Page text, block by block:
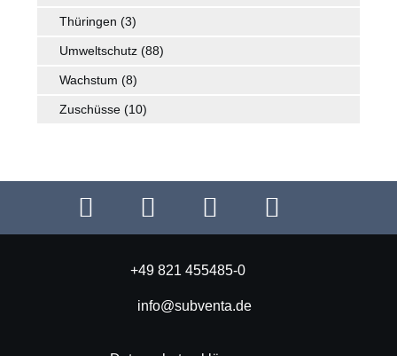
Thüringen (3)
Umweltschutz (88)
Wachstum (8)
Zuschüsse (10)
+49 821 455485-0
info@subventa.de